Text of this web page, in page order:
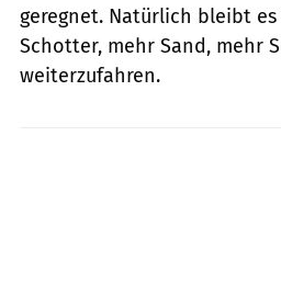
geregnet. Natürlich bleibt
Schotter, mehr Sand, mehr
weiterzufahren.